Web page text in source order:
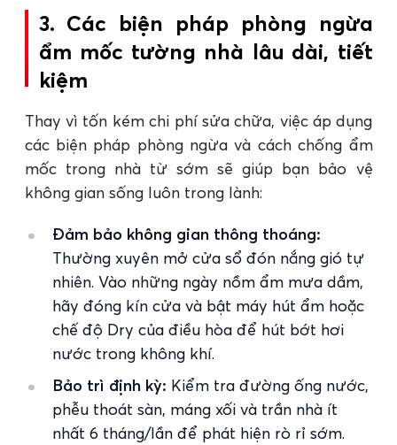
3. Các biện pháp phòng ngừa
ẩm mốc tường nhà lâu dài, tiết
kiệm
Thay vì tốn kém chi phí sửa chữa, việc áp dụng
các biện pháp phòng ngừa và cách chống ẩm
mốc trong nhà từ sớm sẽ giúp bạn bảo vệ
không gian sống luôn trong lành:
Đảm bảo không gian thông thoáng:
Thường xuyên mở cửa sổ đón nắng gió tự
nhiên. Vào những ngày nồm ẩm mưa dầm,
hãy đóng kín cửa và bật máy hút ẩm hoặc
chế độ Dry của điều hòa để hút bớt hơi
nước trong không khí.
Bảo trì định kỳ: Kiểm tra đường ống nước,
phễu thoát sàn, máng xối và trần nhà ít
nhất 6 tháng/lần để phát hiện rò rỉ sớm.